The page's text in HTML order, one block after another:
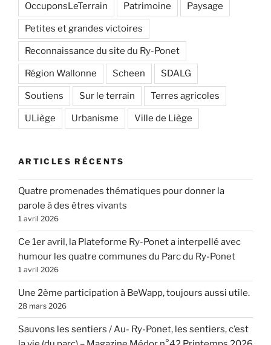
OccuponsLeTerrain Patrimoine Paysage
Petites et grandes victoires
Reconnaissance du site du Ry-Ponet
Région Wallonne Scheen SDALG
Soutiens Sur le terrain Terres agricoles
ULiège Urbanisme Ville de Liège
ARTICLES RÉCENTS
Quatre promenades thématiques pour donner la
parole à des êtres vivants
1 avril 2026
Ce 1er avril, la Plateforme Ry-Ponet a interpellé avec
humour les quatre communes du Parc du Ry-Ponet
1 avril 2026
Une 2ème participation à BeWapp, toujours aussi utile.
28 mars 2026
Sauvons les sentiers / Au- Ry-Ponet, les sentiers, c’est